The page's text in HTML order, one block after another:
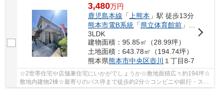
3,480万円
鹿児島本線 「 上熊本 」駅 徒歩13分
熊本市電B系統 「県立体育館前 」駅 徒歩15分
3LDK
建物面積：95.85㎡（28.99坪）
土地面積：643.78㎡（194.74坪）
熊本県熊本市中央区壺川 １丁目8-7
☆2世帯住宅や店舗兼住宅にいかがでしょうか☆敷地面積広々約194坪☆
敷地内建物2棟☆最寄りのバス停まで徒歩約2分☆コンビニや銀行・スー